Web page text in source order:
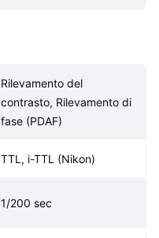
Rilevamento del
contrasto, Rilevamento di
fase (PDAF)
TTL, i-TTL (Nikon)
1/200 sec